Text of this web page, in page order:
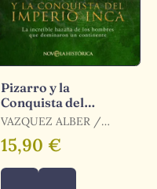
Pizarro y la
Conquista del
Imperio Inca
VAZQUEZ ALBER /
VÁZQUEZ, ALBER
15,90 €